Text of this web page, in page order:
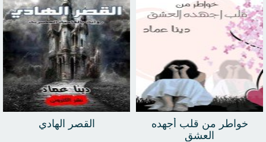
خواطر من قلب أجهده
العشق
القصر الهادي